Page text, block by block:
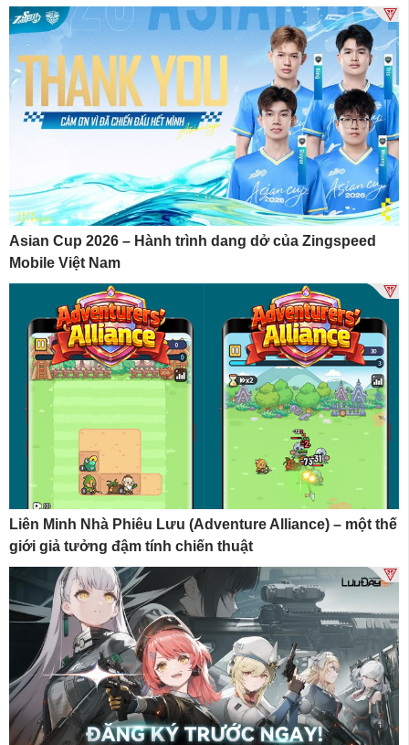
Asian Cup 2026 – Hành trình dang dở của Zingspeed
Mobile Việt Nam
Liên Minh Nhà Phiêu Lưu (Adventure Alliance) – một thế
giới giả tưởng đậm tính chiến thuật